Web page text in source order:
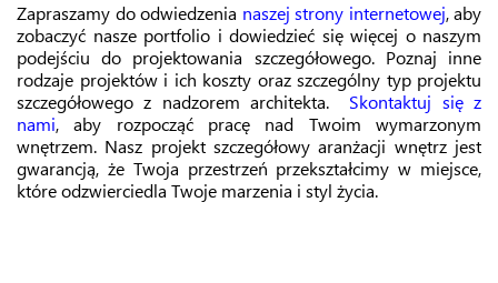
Zapraszamy do odwiedzenia naszej strony internetowej, aby
zobaczyć nasze portfolio i dowiedzieć się więcej o naszym
podejściu do projektowania szczegółowego. Poznaj inne
rodzaje projektówi ich koszty oraz szczególny typ projektu
szczegółowego z nadzorem architekta. Skontaktuj się z
nami, aby rozpocząć pracę nad Twoim wymarzonym
wnętrzem. Nasz projekt szczegółowy aranżacji wnętrz jest
gwarancją, że Twoja przestrzeń przekształcimy w miejsce,
które odzwierciedla Twoje marzenia i styl życia.